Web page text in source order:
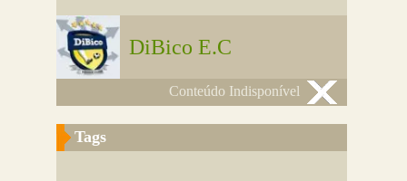
DiBico E.C
Conteúdo Indisponível
Tags